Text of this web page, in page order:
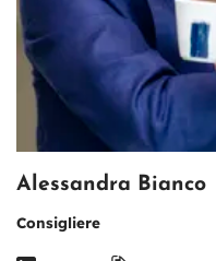
Alessandra Bianco
Consigliere